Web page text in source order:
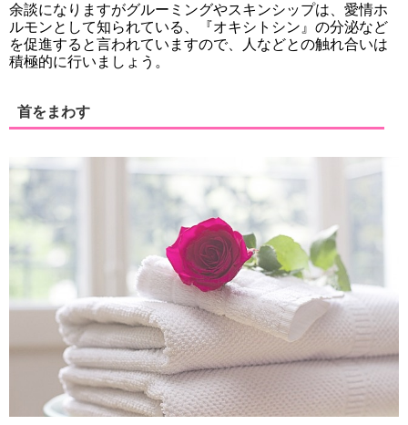
余談になりますがグルーミングやスキンシップは、愛情ホ
ルモンとして知られている、『オキシトシン』の分泌など
を促進すると言われていますので、人などとの触れ合いは
積極的に行いましょう。
首をまわす